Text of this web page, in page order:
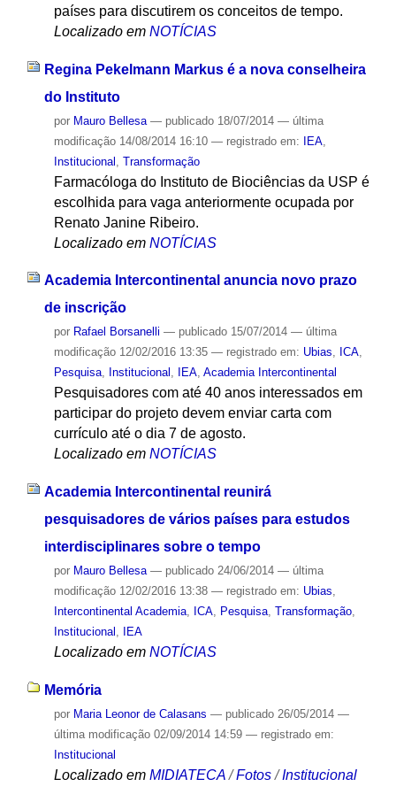
países para discutirem os conceitos de tempo.
Localizado em NOTÍCIAS
Regina Pekelmann Markus é a nova conselheira
do Instituto
por Mauro Bellesa — publicado18/07/2014 — última
modificação14/08/2014 16:10 — registrado em: IEA,
Institucional Transformação
Farmacóloga do Instituto de Biociências da USP é
escolhida para vaga anteriormente ocupada por
Renato Janine Ribeiro.
Localizado em NOTÍCIAS
Academia Intercontinental anuncia novo prazo
de inscrição
por Rafael Borsanelli — publicado15/07/2014 — última
modificação12/02/2016 13:35 — registrado em: Ubias, ICA,
Pesquisa, Institucional , IEA, Academia Intercontinental
Pesquisadores com até 40 anos interessados em
participar do projeto devem enviar carta com
currículo até o dia 7 de agosto.
Localizado em NOTÍCIAS
Academia Intercontinental reunirá
pesquisadores de vários países para estudos
interdisciplinares sobre o tempo
por Mauro Bellesa — publicado24/06/2014 — última
modificação12/02/2016 13:38 — registrado em: Ubias,
Intercontinental Academia, ICA, Pesquisa, Transformação,
Institucional , IEA
Localizado em NOTÍCIAS
Memória
por Maria Leonor de Calasans — publicado26/05/2014 —
última modificação02/09/2014 14:59 — registrado em:
Institucional
Localizado em MIDIATECA /Fotos /Institucional